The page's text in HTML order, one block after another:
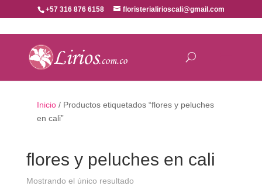
+57 316 876 6158 floristerialirioscali@gmail.com
Inicio/ Productos etiquetados “flores y peluches
en cali”
flores y peluches en cali
Mostrando el único resultado